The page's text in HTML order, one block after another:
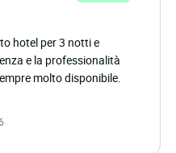
hotel per 3 notti e
e la professionalità
molto disponibile.